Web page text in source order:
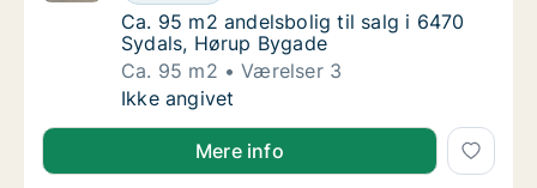
Ca. 95 m2 andelsbolig til salg i 6470
Ca. 95 m2 andelsbolig til salg i 6470
Sydals, Hørup Bygade
Ca. 95 m2
Værelser 3
Ca. 95 m2 andelsbolig til salg i 6470
Ikke angivet
Mere info